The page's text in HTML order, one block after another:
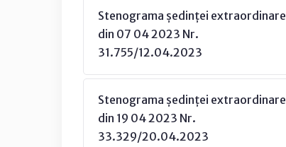
Stenograma ședinței extraordinare
din 07 04 2023 Nr.
31.755/12.04.2023
Stenograma ședinței extraordinare
din 19 04 2023 Nr.
33.329/20.04.2023